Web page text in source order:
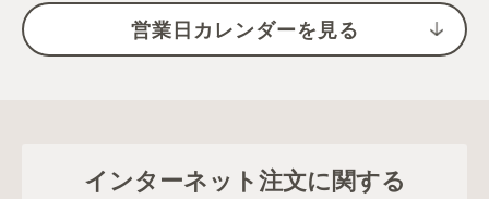
営業日カレンダーを見る
インターネット注文に関する